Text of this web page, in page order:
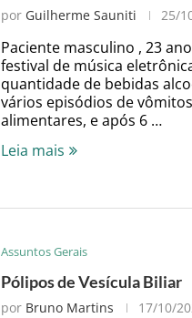
por Guilherme Sauniti 25/
Paciente masculino , 23
festival de música
quantidade de bebidas
vários episódios de
alimentares, e após 6 …
Leia mais
Assuntos Gerais
Pólipos de Vesícula Biliar
por Bruno Martins 17/10/